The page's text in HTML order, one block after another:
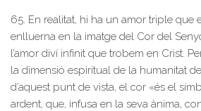
65. En realitat, hi ha un amor triple que
enlluerna en la imatge del Cor del
l’amor diví infinit que trobem en Crist.
la dimensió espiritual de la humanitat
d’aquest punt de vista, el cor «és el
ardent, que, infusa en la seva ànima,